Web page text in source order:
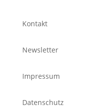
Kontakt
Newsletter
Impressum
Datenschutz